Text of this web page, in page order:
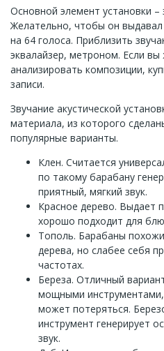
Основной элемент установки –
Желательно, чтобы он
на 64 голоса. Приблизить
эквалайзер, метроном. Если
анализировать композиции,
записи.
Звучание акустической
материала, из которого
популярные варианты.
Клен. Считается
по такому барабану
приятный, мягкий звук.
Красное дерево. Выдает
хорошо подходит для
Тополь. Барабаны
дерева, но слабее себя
частотах.
Береза. Отличный
мощными
может потеряться.
инструмент генерирует
звук.